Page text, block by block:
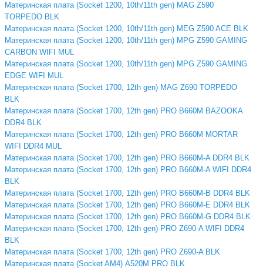
Материнская плата (Socket 1200, 10th/11th gen) MAG Z590
TORPEDO BLK
Материнская плата (Socket 1200, 10th/11th gen) MEG Z590 ACE BLK
Материнская плата (Socket 1200, 10th/11th gen) MPG Z590 GAMING
CARBON WIFI MUL
Материнская плата (Socket 1200, 10th/11th gen) MPG Z590 GAMING
EDGE WIFI MUL
Материнская плата (Socket 1700, 12th gen) MAG Z690 TORPEDO
BLK
Материнская плата (Socket 1700, 12th gen) PRO B660M BAZOOKA
DDR4 BLK
Материнская плата (Socket 1700, 12th gen) PRO B660M MORTAR
WIFI DDR4 MUL
Материнская плата (Socket 1700, 12th gen) PRO B660M-A DDR4 BLK
Материнская плата (Socket 1700, 12th gen) PRO B660M-A WIFI DDR4
BLK
Материнская плата (Socket 1700, 12th gen) PRO B660M-B DDR4 BLK
Материнская плата (Socket 1700, 12th gen) PRO B660M-E DDR4 BLK
Материнская плата (Socket 1700, 12th gen) PRO B660M-G DDR4 BLK
Материнская плата (Socket 1700, 12th gen) PRO Z690-A WIFI DDR4
BLK
Материнская плата (Socket 1700, 12th gen) PRO Z690-A BLK
Материнская плата (Socket AM4) A520M PRO BLK